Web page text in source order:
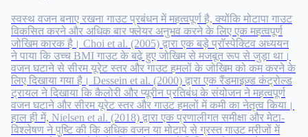
स्वस्थ वजन बनाए रखना गाउट प्रबंधन में महत्वपूर्ण है, क्योंकि मोटापा गाउट
विकसित करने और अधिक बार फ्लेयर अनुभव करने के लिए एक महत्वपूर्ण
जोखिम कारक है। Choi et al. (2005) द्वारा एक बड़े प्रॉस्पेक्टिव अध्ययन
ने पाया कि उच्च BMI गाउट के बढ़े हुए जोखिम से मजबूत रूप से जुड़ा था।
वजन घटाने से सीरम यूरेट स्तर और गाउट हमलों के जोखिम को कम करने के
लिए दिखाया गया है। Dessein et al. (2000) द्वारा एक रैंडमाइज़्ड कंट्रोल्ड
ट्रायल ने दिखाया कि कैलोरी और प्यूरीन प्रतिबंध के संयोजन ने महत्वपूर्ण
वजन घटाने और सीरम यूरेट स्तर और गाउट हमलों में कमी का नेतृत्व किया।
हाल ही में, Nielsen et al. (2018) द्वारा एक प्रणालीगत समीक्षा और मेटा-
विश्लेषण ने पुष्टि की कि अधिक वजन या मोटापे से ग्रस्त गाउट मरीजों में